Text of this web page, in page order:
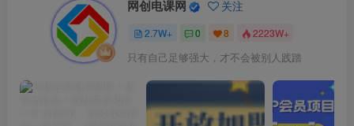
网创电课网 关注
2.7W+ 0 8 2223W+
只有自己足够强大，才不会被别人践踏